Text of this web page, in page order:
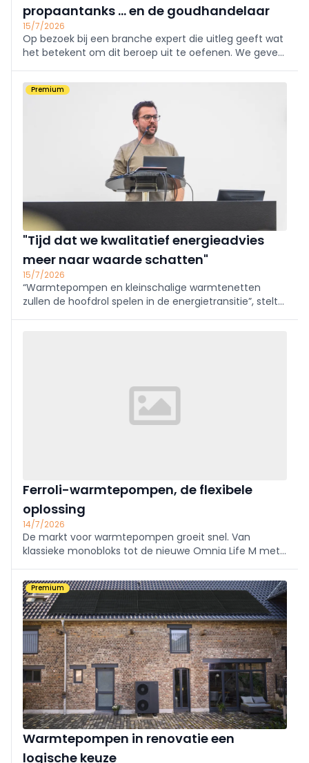
propaantanks ... en de goudhandelaar
15/7/2026
Op bezoek bij een branche expert die uitleg geeft wat
het betekent om dit beroep uit te oefenen. We geven
een propaantank interessant kan zijn en hoe je je
juwelen naar waarde laat schatten!
Premium
"Tijd dat we kwalitatief energieadvies
meer naar waarde schatten"
15/7/2026
“Warmtepompen en kleinschalige warmtenetten
zullen de hoofdrol spelen in de energietransitie”, stelt
Ferroli-warmtepompen, de flexibele
oplossing
14/7/2026
De markt voor warmtepompen groeit snel. Van
klassieke monobloks tot de nieuwe Omnia Life M met
situatie, zowel bij nieuwbouw als renovatie. Perfect
voor de installateur.
Premium
Warmtepompen in renovatie een
logische keuze